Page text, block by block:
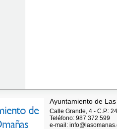
Ayuntamiento de
Calle Grande, 4 - C.P.:
Teléfono: 987 372 599
e-mail: